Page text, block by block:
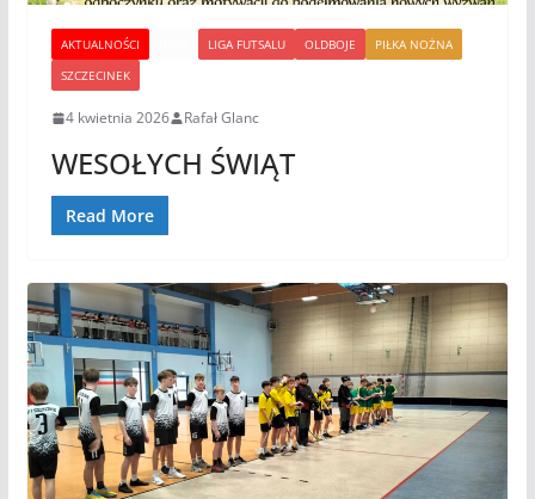
AKTUALNOŚCI LIGA FUTSALU OLDBOJE
PIŁKA NOŻNA
SZCZECINEK
4 kwietnia 2026 Rafał Glanc
WESOŁYCH ŚWIĄT
Read More